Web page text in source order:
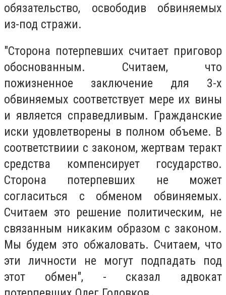
обязательство, освободив обвиняемых
из-под стражи.
"Сторона потерпевших считает приговор
обоснованным. Считаем, что
пожизненное заключение для 3-х
обвиняемых соответствует мере их вины
и является справедливым. Гражданские
иски удовлетворены в полном объеме. В
соответствиии с законом, жертвам теракт
средства компенсирует государство.
Сторона потерпевших не может
согласиться с обменом обвиняемых.
Считаем это решение политическим, не
связанным никаким образом с законом.
Мы будем это обжаловать. Считаем, что
эти личности не могут подпадать под
этот обмен", - сказал адвокат